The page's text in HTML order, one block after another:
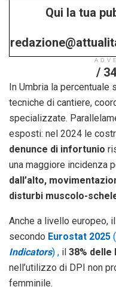
Qui la tua
/
In Umbria la percentuale
tecniche di cantiere,
specializzate.
esposti: nel 2024 le
denunce di infortunio
una maggiore incidenza
dall’alto,
disturbi muscolo-
Anche a livello europeo,
secondo Eurostat 2025 (
Indicators) , il 38%
nell’utilizzo di DPI non
femminile.